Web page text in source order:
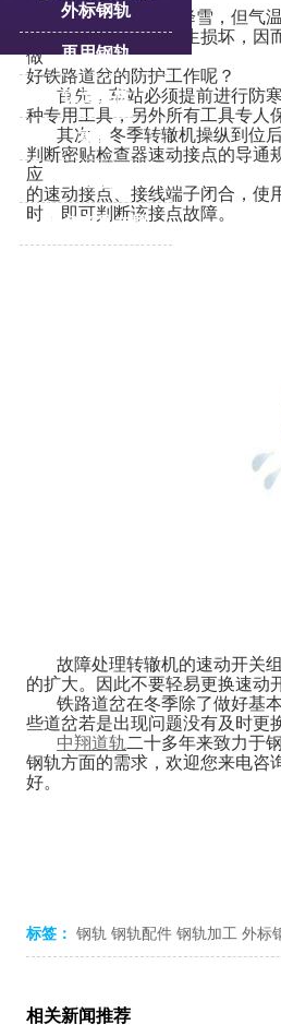
郑州的冬天虽未降雪，但气
温环境中，很容易发生损坏，因
做
好铁路道岔的防护工作呢？
首先，车站必须提前进行防
种专用工具，另外所有工具专人
其次，冬季转辙机操纵到位
判断密贴检查器速动接点的导通
应
的速动接点、接线端子闭合，使
时，即可判断该接点故障。
故障处理转辙机的速动开关
的扩大。因此不要轻易更换速动
铁路道岔在冬季除了做好基
些道岔若是出现问题没有及时更
中翔道轨 二十多年来致力于
钢轨方面的需求，欢迎您来电咨
好。
标签： 钢轨 钢轨配件 钢轨加工 外标
相关新闻推荐
外标钢轨
再用钢轨
轨道压板
重轨
更多产品专题